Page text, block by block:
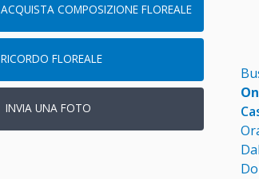
ACQUISTA COMPOSIZIONE FLOREALE
RICORDO FLOREALE
INVIA UNA FOTO